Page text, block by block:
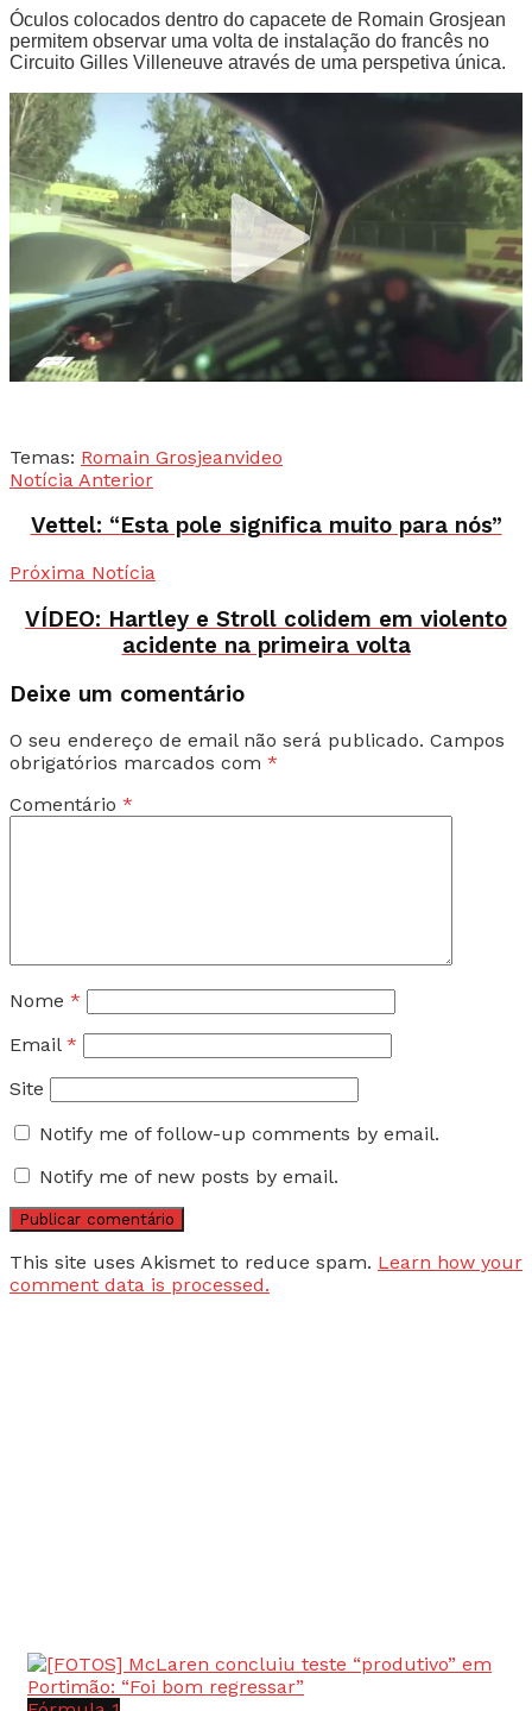
Óculos colocados dentro do capacete de Romain Grosjean
permitem observar uma volta de instalação do francês no
Circuito Gilles Villeneuve através de uma perspetiva única.
Temas: Romain Grosjeanvideo
Notícia Anterior
Vettel: “Esta pole significa muito para nós”
Próxima Notícia
VÍDEO: Hartley e Stroll colidem em violento
acidente na primeira volta
Deixe um comentário
O seu endereço de email não será publicado. Campos
obrigatórios marcados com *
Comentário *
Nome *
Email *
Site
Notify me of follow-up comments by email.
Notify me of new posts by email.
This site uses Akismet to reduce spam. Learn how your
comment data is processed.